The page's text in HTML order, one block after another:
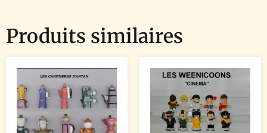
Produits similaires